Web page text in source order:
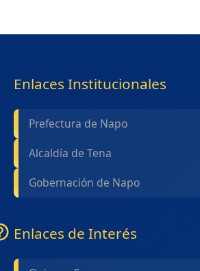
Enlaces Institucionales
Prefectura de Napo
Alcaldía de Tena
Gobernación de Napo
Enlaces de Interés